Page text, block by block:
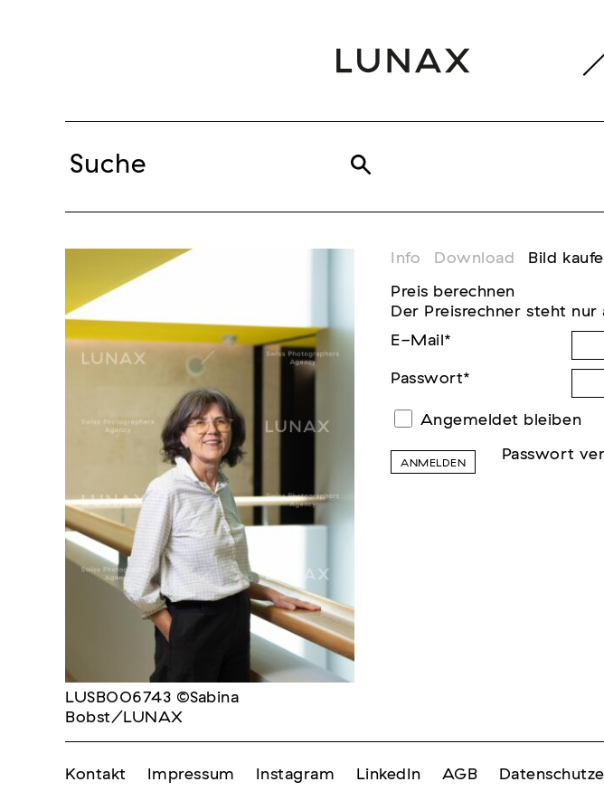
LUSB006743 ©Sabina
Bobst/LUNAX
Info Download Bild
Preis berechnen
Der Preisrechner steht
E-Mail *
Passwort*
Angemeldet bleiben
ANMELDEN Passwort
Kontakt Impressum Instagram LinkedIn AGB